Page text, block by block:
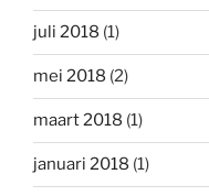
juli 2018 (1)
mei 2018 (2)
maart 2018 (1)
januari 2018 (1)